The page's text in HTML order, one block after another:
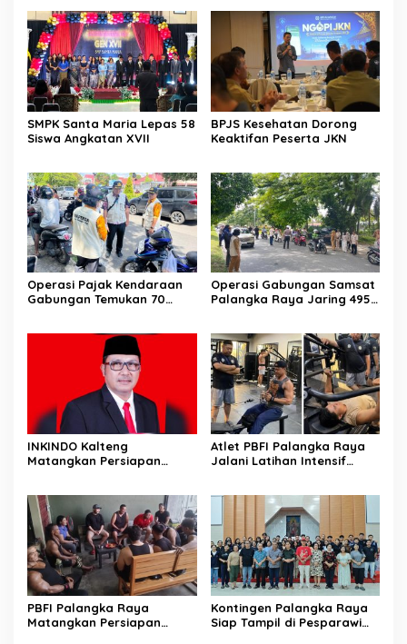
SMPK Santa Maria Lepas 58
Siswa Angkatan XVII
BPJS Kesehatan Dorong
Keaktifan Peserta JKN
Operasi Pajak Kendaraan
Gabungan Temukan 70
Operasi Gabungan Samsat
Palangka Raya Jaring 495
INKINDO Kalteng
Matangkan Persiapan
Atlet PBFI Palangka Raya
Jalani Latihan Intensif
PBFI Palangka Raya
Matangkan Persiapan
Kontingen Palangka Raya
Siap Tampil di Pesparawi